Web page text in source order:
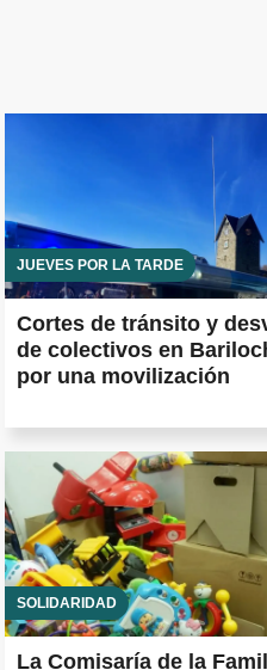
JUEVES POR LA TARDE
Cortes de tránsito y
de colectivos en
por una movilización
SOLIDARIDAD
La Comisaría de la